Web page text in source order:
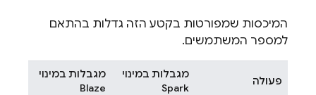
המיכסות שמפורטות בקטע הזה גדלות בהתאם
למספר המשתמשים.
פעולה
מגבלות במינוי
Spark
מגבלות במינוי
Blaze